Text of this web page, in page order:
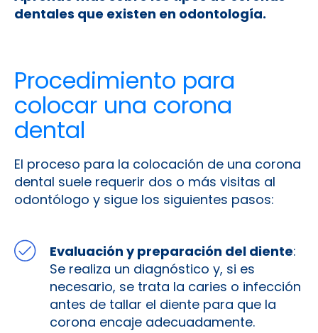
dentales que existen en odontología.
Procedimiento para
colocar una corona
dental
El proceso para la colocación de una corona
dental suele requerir dos o más visitas al
odontólogo y sigue los siguientes pasos:
Evaluación y preparación del diente:
Se realiza un diagnóstico y, si es
necesario, se trata la caries o infección
antes de tallar el diente para que la
corona encaje adecuadamente.